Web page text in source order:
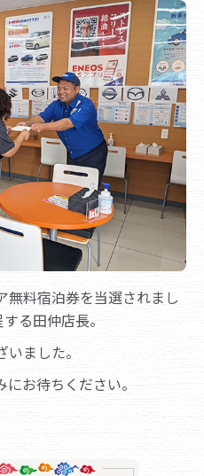
無料宿泊券を当選されまし
る田仲店長。
ました。
お待ちください。